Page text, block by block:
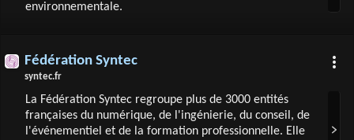
environnementale.
Fédération Syntec
syntec.fr
La Fédération Syntec regroupe plus de 3000 entités
françaises du numérique, de l'ingénierie, du conseil, de
l'événementiel et de la formation professionnelle. Elle